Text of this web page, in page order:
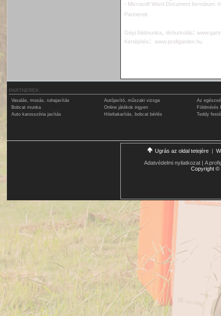
- Microsoft Word Document formátum:
Partnerek
Gépi földmunka, térburkolás:
Kertépítés: www.profigarden.hu
PARTNEREK:
Vasalás, mosás, ruhajavítás Autójavító, műszaki vizsga
Az
Bobcat munka
Online játékok ingyen
Földmérés
Auto karosszéria javítás
Hóeltakarítás, bobcat bérlés Teddy
Ugrás az oldal tetejére |
Adatvédelmi nyilatkozat | A
Copyright©